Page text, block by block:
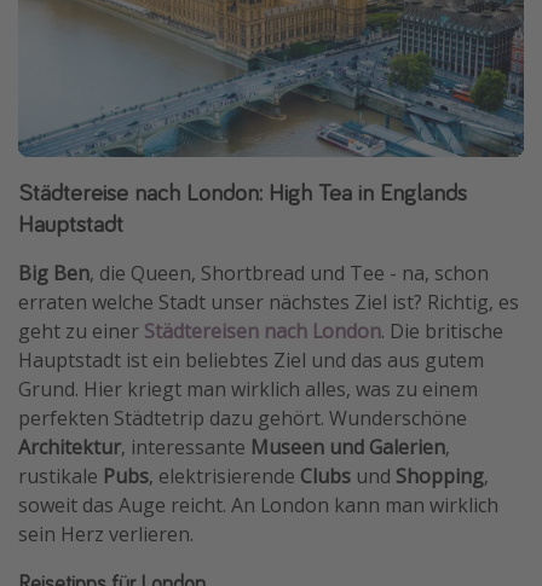
Städtereise nach London: High Tea in Englands
Hauptstadt
Big Ben, die Queen, Shortbread und Tee - na, schon
erraten welche Stadt unser nächstes Ziel ist? Richtig, es
geht zu einer Städtereisen nach London. Die britische
Hauptstadt ist ein beliebtes Ziel und das aus gutem
Grund. Hier kriegt man wirklich alles, was zu einem
perfekten Städtetrip dazu gehört. Wunderschöne
Architektur, interessante Museen und Galerien,
rustikale Pubs, elektrisierende Clubs und Shopping,
soweit das Auge reicht. An London kann man wirklich
sein Herz verlieren.